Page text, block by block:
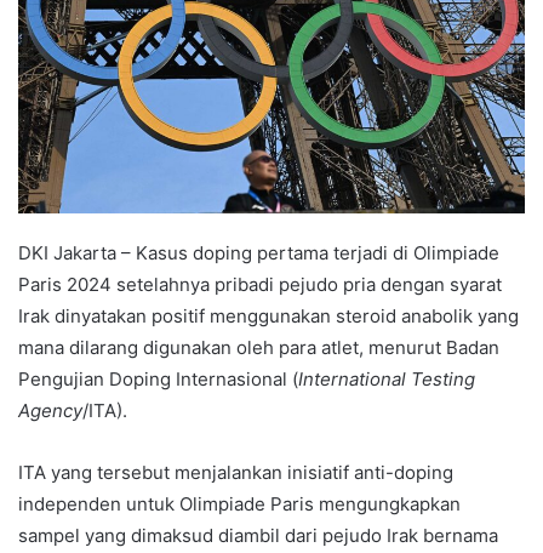
n
e
m
a
DKI Jakarta – Kasus doping pertama terjadi di Olimpiade
Paris 2024 setelahnya pribadi pejudo pria dengan syarat
Irak dinyatakan positif menggunakan steroid anabolik yang
mana dilarang digunakan oleh para atlet, menurut Badan
Pengujian Doping Internasional (International Testing
Agency/ITA).
ITA yang tersebut menjalankan inisiatif anti-doping
independen untuk Olimpiade Paris mengungkapkan
sampel yang dimaksud diambil dari pejudo Irak bernama